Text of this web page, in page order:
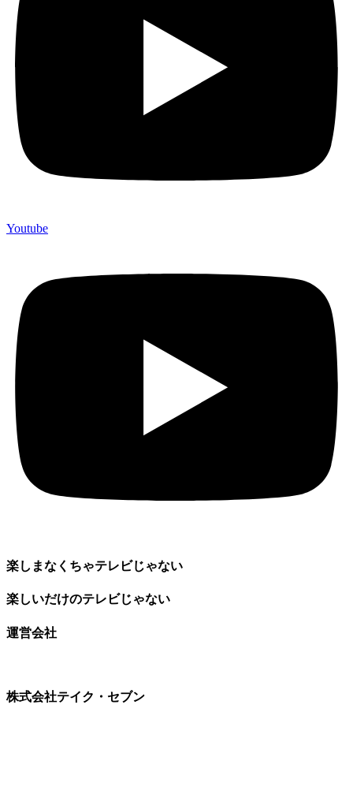
Youtube
楽しまなくちゃテレビじゃない
楽しいだけのテレビじゃない
運営会社
株式会社テイク・セブン